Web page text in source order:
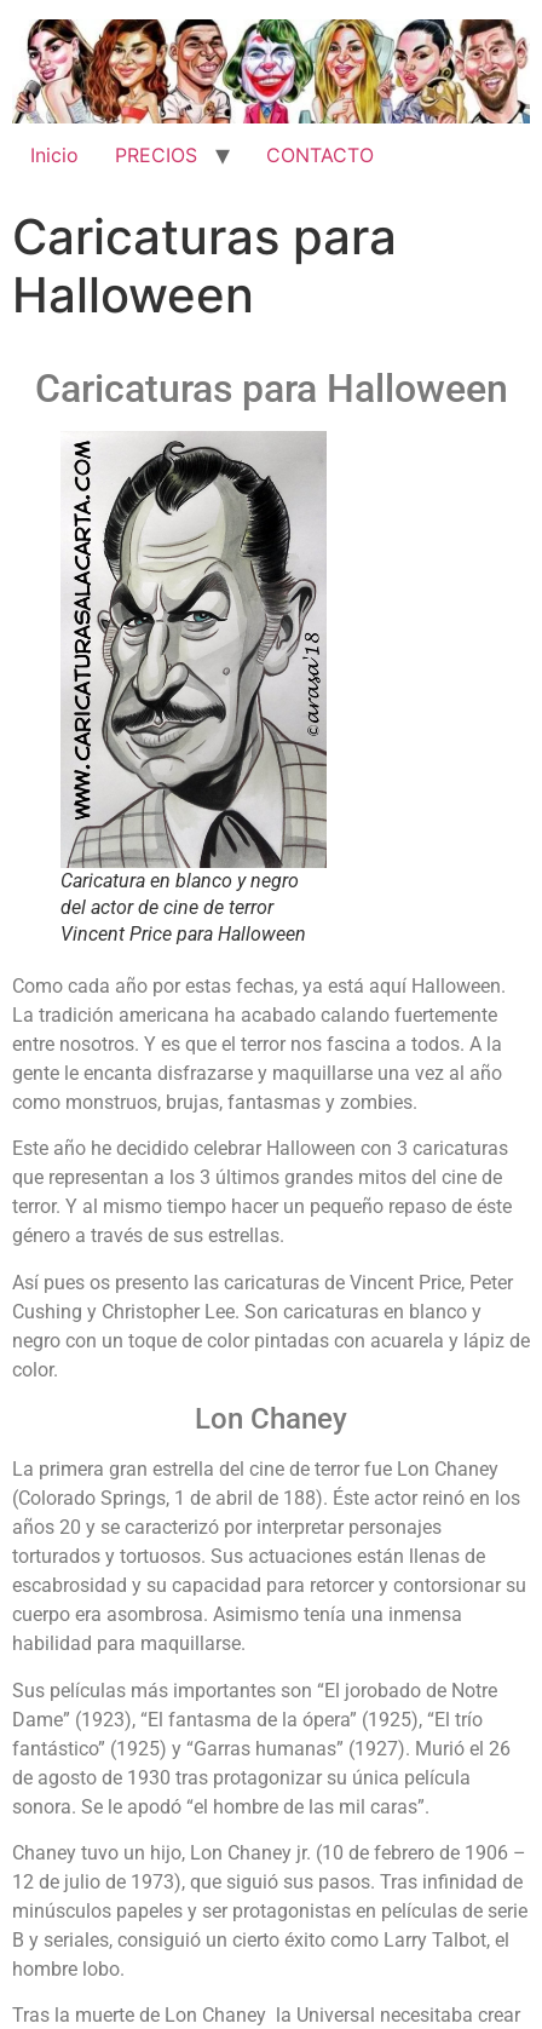
Inicio PRECIOS CONTACTO
Caricaturas para
Halloween
Caricaturas para Halloween
Caricatura en blanco y negro
del actor de cine de terror
Vincent Price para Halloween
Como cada año por estas fechas, ya está aquí Halloween.
La tradición americana ha acabado calando fuertemente
entre nosotros. Y es que el terror nos fascina a todos. A la
gente le encanta disfrazarse y maquillarse una vez al año
como monstruos, brujas, fantasmas y zombies.
Este año he decidido celebrar Halloween con 3 caricaturas
que representan a los 3 últimos grandes mitos del cine de
terror. Y al mismo tiempo hacer un pequeño repaso de éste
género a través de sus estrellas.
Así pues os presento las caricaturas de Vincent Price, Peter
Cushing y Christopher Lee. Son caricaturas en blanco y
negro con un toque de color pintadas con acuarela y lápiz de
color.
Lon Chaney
La primera gran estrella del cine de terror fue Lon Chaney
(Colorado Springs, 1 de abril de 188). Éste actor reinó en los
años 20 y se caracterizó por interpretar personajes
torturados y tortuosos. Sus actuaciones están llenas de
escabrosidad y su capacidad para retorcer y contorsionar su
cuerpo era asombrosa. Asimismo tenía una inmensa
habilidad para maquillarse.
Sus películas más importantes son “El jorobado de Notre
Dame” (1923), “El fantasma de la ópera” (1925), “El trío
fantástico” (1925) y “Garras humanas” (1927). Murió el 26
de agosto de 1930 tras protagonizar su única película
sonora. Se le apodó “el hombre de las mil caras”.
Chaney tuvo un hijo, Lon Chaney jr. (10 de febrero de 1906 –
12 de julio de 1973), que siguió sus pasos. Tras infinidad de
minúsculos papeles y ser protagonistas en películas de serie
B y seriales, consiguió un cierto éxito como Larry Talbot, el
hombre lobo.
Tras la muerte de Lon Chaney la Universal necesitaba crear